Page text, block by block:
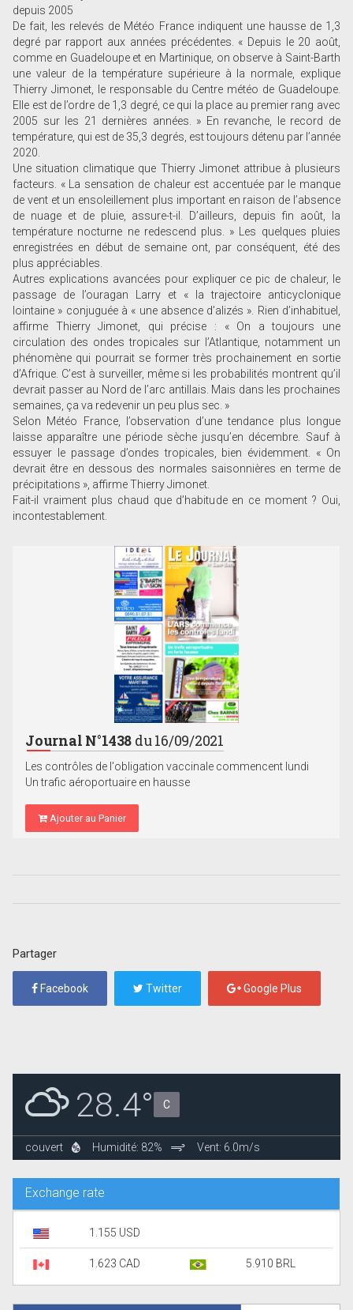
depuis 2005
De fait, les relevés de Météo France indiquent une hausse de 1,3
degré par rapport aux années précédentes. « Depuis le 20 août,
comme en Guadeloupe et en Martinique, on observe à Saint-Barth
une valeur de la température supérieure à la normale, explique
Thierry Jimonet, le responsable du Centre météo de Guadeloupe.
Elle est de l’ordre de 1,3 degré, ce qui la place au premier rang avec
2005 sur les 21 dernières années. » En revanche, le record de
température, qui est de 35,3 degrés, est toujours détenu par l’année
2020.
Une situation climatique que Thierry Jimonet attribue à plusieurs
facteurs. « La sensation de chaleur est accentuée par le manque
de vent et un ensoleillement plus important en raison de l’absence
de nuage et de pluie, assure-t-il. D’ailleurs, depuis fin août, la
température nocturne ne redescend plus. » Les quelques pluies
enregistrées en début de semaine ont, par conséquent, été des
plus appréciables.
Autres explications avancées pour expliquer ce pic de chaleur, le
passage de l’ouragan Larry et « la trajectoire anticyclonique
lointaine » conjuguée à « une absence d’alizés ». Rien d’inhabituel,
affirme Thierry Jimonet, qui précise : « On a toujours une
circulation des ondes tropicales sur l’Atlantique, notamment un
phénomène qui pourrait se former très prochainement en sortie
d’Afrique. C’est à surveiller, même si les probabilités montrent qu’il
devrait passer au Nord de l’arc antillais. Mais dans les prochaines
semaines, ça va redevenir un peu plus sec. »
Selon Météo France, l’observation d’une tendance plus longue
laisse apparaître une période sèche jusqu’en décembre. Sauf à
essuyer le passage d’ondes tropicales, bien évidemment. « On
devrait être en dessous des normales saisonnières en terme de
précipitations », affirme Thierry Jimonet.
Fait-il vraiment plus chaud que d’habitude en ce moment ? Oui,
incontestablement.
Journal N°1438 du 16/09/2021
Les contrôles de l'obligation vaccinale commencent lundi
Un trafic aéroportuaire en hausse
Ajouter au Panier
Partager
Facebook Twitter Google Plus
28.4° C
couvert Humidité: 82% Vent: 6.0m/s
Exchange rate
1.155 USD
1.623 CAD 5.910 BRL